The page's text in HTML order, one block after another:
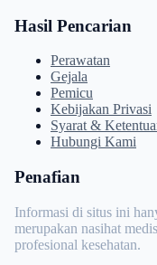
Hasil Pencarian
Perawatan
Gejala
Pemicu
Kebijakan Privasi
Syarat &
Hubungi Kami
Penafian
Informasi di situs ini
merupakan nasihat
profesional kesehatan.